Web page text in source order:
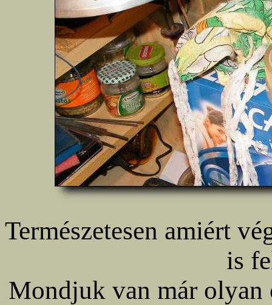
Természetesen amiért
is
Mondjuk van már olyan